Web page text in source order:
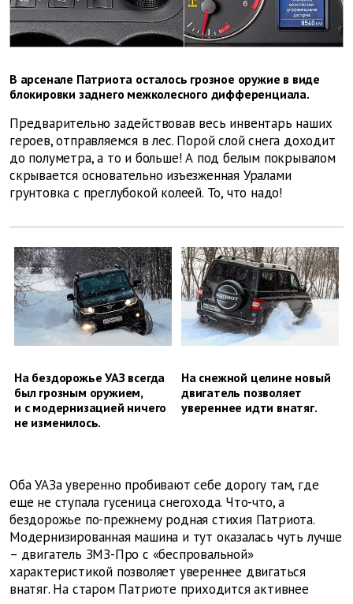
В арсенале Патриота осталось грозное оружие в виде
блокировки заднего межколесного дифференциала.
Предварительно задействовав весь инвентарь наших
героев, отправляемся в лес. Порой слой снега доходит
до полуметра, а то и больше! А под белым покрывалом
скрывается основательно изъезженная Уралами
грунтовка с преглубокой колеей. То, что надо!
На бездорожье УАЗ всегда
был грозным оружием,
и с модернизацией ничего
не изменилось.
На снежной целине новый
двигатель позволяет
увереннее идти внатяг.
Оба УАЗа уверенно пробивают себе дорогу там, где
еще не ступала гусеница снегохода. Что-что, а
бездорожье по-прежнему родная стихия Патриота.
Модернизированная машина и тут оказалась чуть лучше
– двигатель ЗМЗ-Про с «беспровальной»
характеристикой позволяет увереннее двигаться
внатяг. На старом Патриоте приходится активнее